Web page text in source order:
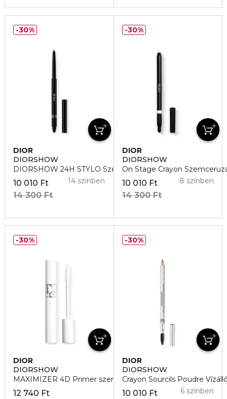
DIOR
DIORSHOW
DIORSHOW 24H STYLO Szemhéjtus
10 010 Ft
14 300 Ft
14 színben
30%
DIOR
DIORSHOW
On Stage Crayon
10 010 Ft
14 300 Ft
8 színben
30%
DIOR
DIORSHOW
MAXIMIZER 4D Primer szempillaspirál
12 740 Ft
30%
DIOR
DIORSHOW
Crayon Sourcils Poudre
10 010 Ft
6 színben
30%